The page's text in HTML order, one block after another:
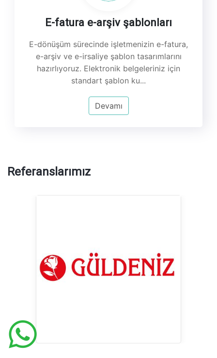
E-fatura e-arşiv şablonları
E-dönüşüm sürecinde işletmenizin e-fatura,
e-arşiv ve e-irsaliye şablon tasarımlarını
hazırlıyoruz. Elektronik belgeleriniz için
standart şablon ku...
Devamı
Referanslarımız